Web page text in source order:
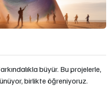
büyür. Bu projelerle,
birlikte öğreniyoruz.